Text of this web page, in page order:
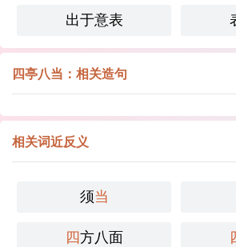
出于意表
四亭八当：相关造句
相关词近反义
须当
四方八面